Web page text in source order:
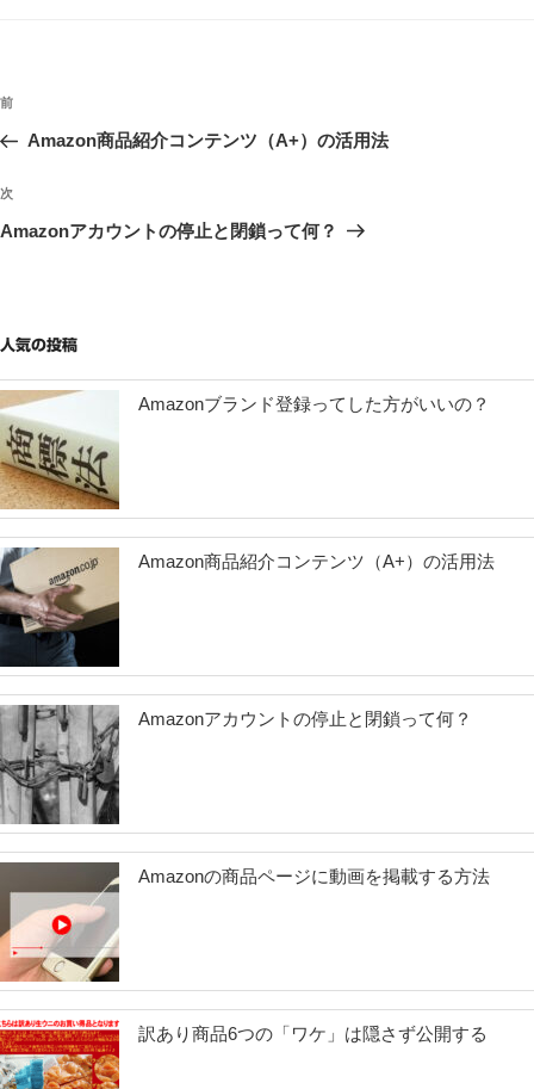
投
ビ
ゲ
ン
過
去
投
稿
前
Amazon商品紹介コンテンツ（A+）の活用法
次
の
次
Amazonアカウントの停止と閉鎖って何？
人気の投稿
Amazonブランド登録ってした方がいいの？
Amazon商品紹介コンテンツ（A+）の活用法
Amazonアカウントの停止と閉鎖って何？
Amazonの商品ページに動画を掲載する方法
訳あり商品6つの「ワケ」は隠さず公開する